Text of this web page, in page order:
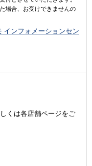
場合、お受けできませんの
インフォメーションセン
くは各店舗ページをご